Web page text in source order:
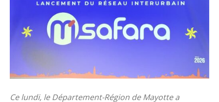
Ce lundi, le Département-Région de Mayotte a